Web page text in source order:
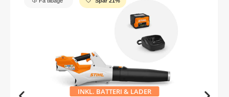
INKL. BATTERI & LADER